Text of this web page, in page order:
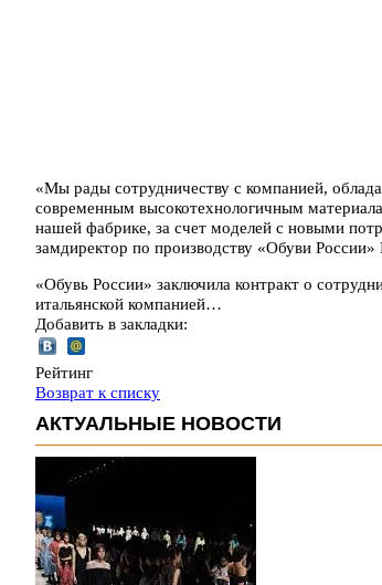
«Мы рады сотрудничеству с компанией,
современным высокотехнологичным
нашей фабрике, за счет моделей с новыми
замдиректор по производству «Обуви
«Обувь России» заключила контракт о
итальянской компанией…
Добавить в закладки:
Рейтинг
Возврат к списку
АКТУАЛЬНЫЕ НОВОСТИ